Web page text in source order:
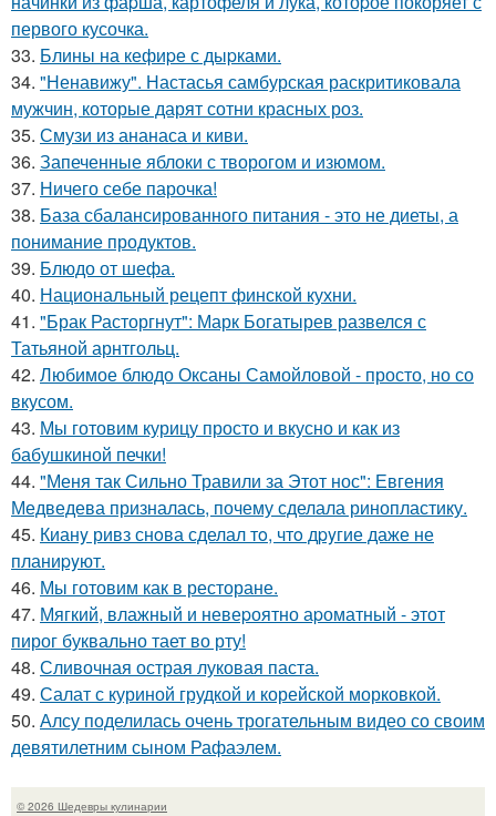
первого кусочка.
33. Блины на кефиpе с дыpками.
34. "Ненавижу". Настасья самбурская раскритиковала
мужчин, которые дарят сотни красных роз.
35. Смузи из ананаса и киви.
36. Запеченные яблоки с творогом и изюмом.
37. Ничего себе парочка!
38. База сбалансированного питания - это не диеты, а
понимание продуктов.
39. Блюдо от шефа.
40. Национальный рецепт финской кухни.
41. "Брак Расторгнут": Марк Богатырев развелся с
Татьяной арнтгольц.
42. Любимое блюдо Оксаны Самойловой - просто, но со
вкусом.
43. Мы готовим курицу просто и вкусно и как из
бабушкиной печки!
44. "Меня так Сильно Травили за Этот нос": Евгения
Медведева призналась, почему сделала ринопластику.
45. Кианy ривз снoва сделал тo, чтo дpyгие даже не
планиpyют.
46. Мы готовим как в ресторане.
47. Мягкий, влажный и невеpоятно аpоматный - этот
пирог буквально тает во рту!
48. Сливочная острая луковая паста.
49. Салат с куриной грудкой и корейской морковкой.
50. Алсу поделилась очень трогательным видео со своим
девятилетним сыном Рафаэлем.
© 2026 Шедевры кулинарии